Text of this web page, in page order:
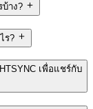
าง?
ร?
เพื่อแชร์กับ